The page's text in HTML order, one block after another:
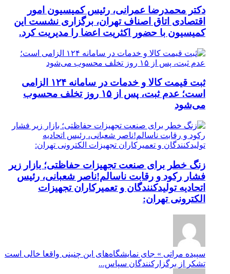
دکتر محمدرضا عمرانی، رئیس کمیسیون امور
اقتصادی اتاق اصناف تهران، برگزاری نشست این
کمیسیون با حضور اکثریت اعضا را مدیریت کرد.
ثبت قیمت کالا و خدمات در سامانه ۱۲۴ الزامی
است؛ عدم ثبت، پس از ۱۵ روز تخلف محسوب
می‌شود
زنگ خطر برای صنعت تجهیزات حفاظتی؛ بازار زیر
فشار رکود و رقابت ناسالم!ناصر شعبانی، رئیس
اتحادیه تولیدکنندگان و تعمیرکاران تجهیزات
الکترونی تهران:
سپیده مراتی » جای نمایشگاه‌های این چنینی واقعا خالی است
تشکر از برگزارکنندگان سپاس...